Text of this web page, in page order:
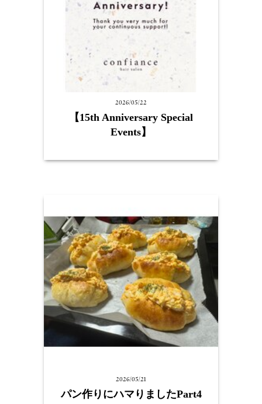
2026/05/22
【15th Anniversary Special
Events】
2026/05/21
パン作りにハマりましたPart4